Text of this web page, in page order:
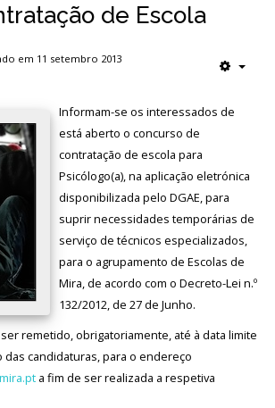
de Escola
em 11 setembro 2013
Informam-se os interessados de
está aberto o concurso de
contratação de escola para
Psicólogo(a), na aplicação eletrónica
disponibilizada pelo DGAE, para
suprir necessidades temporárias de
serviço de técnicos especializados,
para o agrupamento de Escolas de
Mira, de acordo com o Decreto-Lei n.º
132/2012, de 27 de Junho.
remetido, obrigatoriamente, até à data limite
das candidaturas, para o endereço
a fim de ser realizada a respetiva